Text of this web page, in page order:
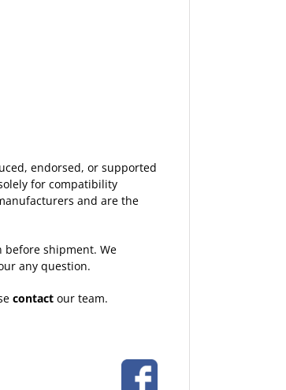
endorsed, or supported
for compatibility
and are the
before shipment. We
any question.
contact our team.